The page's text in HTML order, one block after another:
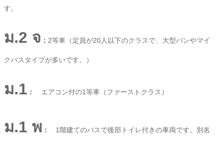
す。
ม.2 จ ： 2等車（定員が20人以下のクラスで、大型バンやマイ
クバスタイプが多いです。）
ม.1 ： エアコン付の1等車（ファーストクラス）
ม.1 พ ： 1階建てのバスで後部トイレ付きの車両です。別名